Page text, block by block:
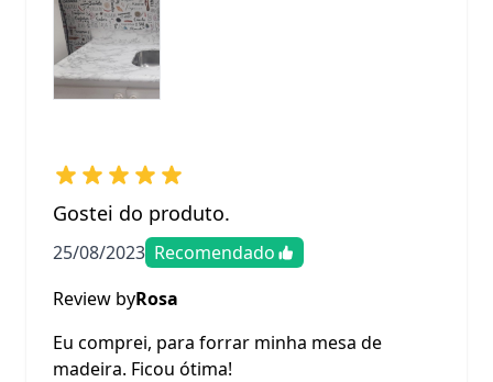
Gostei do produto.
25/08/2023 Recomendado
Review byRosa
Eu comprei, para forrar minha mesa de
madeira. Ficou ótima!